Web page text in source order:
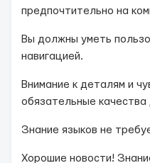
предпочтительно на
Вы должны уметь
навигацией.
Внимание к деталям и
обязательные
Знание языков не
Хорошие новости!